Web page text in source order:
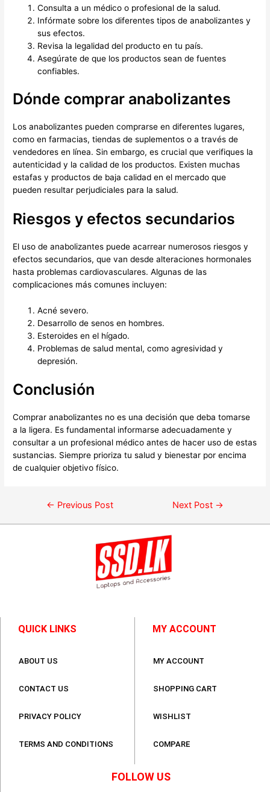
Consulta a un médico o profesional de la salud.
Infórmate sobre los diferentes tipos de anabolizantes y
sus efectos.
Revisa la legalidad del producto en tu país.
Asegúrate de que los productos sean de fuentes
confiables.
Dónde comprar anabolizantes
Los anabolizantes pueden comprarse en diferentes lugares,
como en farmacias, tiendas de suplementos o a través de
vendedores en línea. Sin embargo, es crucial que verifiques la
autenticidad y la calidad de los productos. Existen muchas
estafas y productos de baja calidad en el mercado que
pueden resultar perjudiciales para la salud.
Riesgos y efectos secundarios
El uso de anabolizantes puede acarrear numerosos riesgos y
efectos secundarios, que van desde alteraciones hormonales
hasta problemas cardiovasculares. Algunas de las
complicaciones más comunes incluyen:
Acné severo.
Desarrollo de senos en hombres.
Esteroides en el hígado.
Problemas de salud mental, como agresividad y
depresión.
Conclusión
Comprar anabolizantes no es una decisión que deba tomarse
a la ligera. Es fundamental informarse adecuadamente y
consultar a un profesional médico antes de hacer uso de estas
sustancias. Siempre prioriza tu salud y bienestar por encima
de cualquier objetivo físico.
← Previous Post Next Post →
QUICK LINKS
ABOUT US
CONTACT US
PRIVACY POLICY
TERMS AND CONDITIONS
MY ACCOUNT
MY ACCOUNT
SHOPPING CART
WISHLIST
COMPARE
FOLLOW US